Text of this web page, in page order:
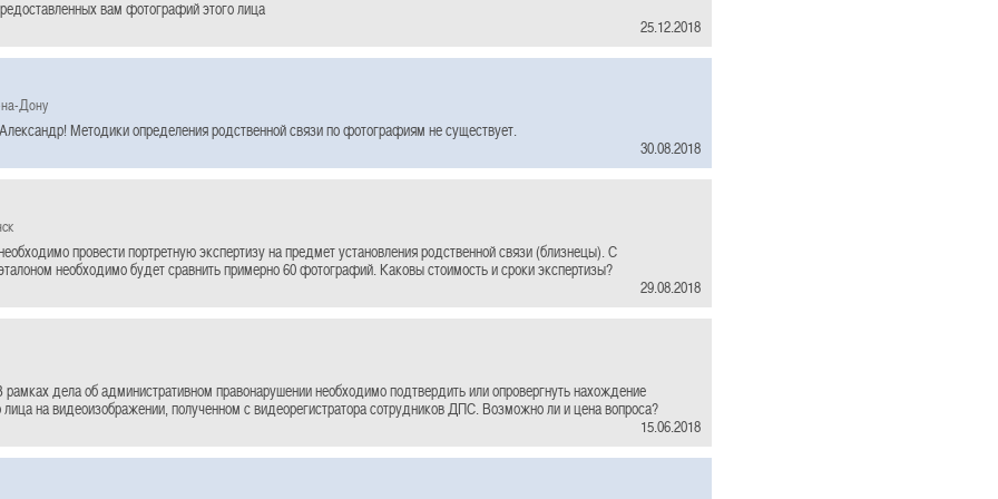
вам фотографий этого лица
25.12.2018
Дону
Методики определения родственной связи по фотографиям не существует.
30.08.2018
провести портретную экспертизу на предмет установления родственной связи (близнецы). С
необходимо будет сравнить примерно 60 фотографий. Каковы стоимость и сроки экспертизы?
29.08.2018
дела об административном правонарушении необходимо подтвердить или опровергнуть нахождение
лица на видеоизображении, полученном с видеорегистратора сотрудников ДПС. Возможно ли и цена вопроса?
15.06.2018